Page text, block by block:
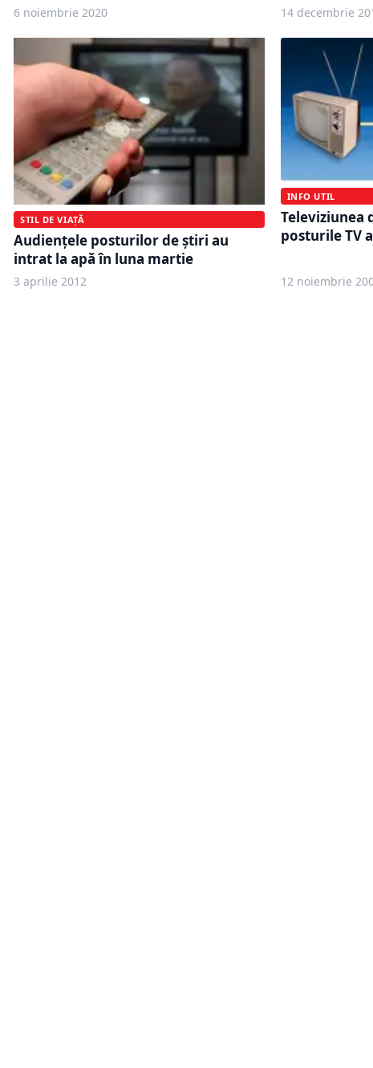
6 noiembrie 2020 14 decembrie
STIL DE VIAȚĂ
Audienţele posturilor de ştiri au
intrat la apă în luna martie
3 aprilie 2012
INFO UTIL
Televiziunea
posturile TV
12 noiembrie